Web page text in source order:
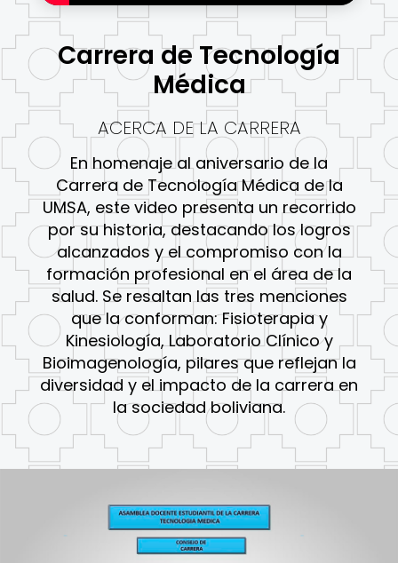
Carrera de Tecnología
Médica
ACERCA DE LA CARRERA
En homenaje al aniversario de la
Carrera de Tecnología Médica de la
UMSA, este video presenta un recorrido
por su historia, destacando los logros
alcanzados y el compromiso con la
formación profesional en el área de la
salud. Se resaltan las tres menciones
que la conforman: Fisioterapia y
Kinesiología, Laboratorio Clínico y
Bioimagenología, pilares que reflejan la
diversidad y el impacto de la carrera en
la sociedad boliviana.